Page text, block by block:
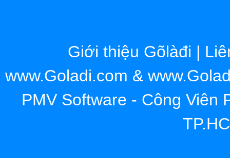
Giới thiệu Gõlàđi |
www.Goladi.com &
PMV Software - Công Viên